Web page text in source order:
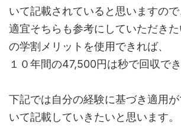
いて記載されていると思いますので
適宜そちらも参考にしていただきた
の学割メリットを使用できれば、
１０年間の47,500円は秒で回収で
下記では自分の経験に基づき適用
いて記載していきたいと思います。